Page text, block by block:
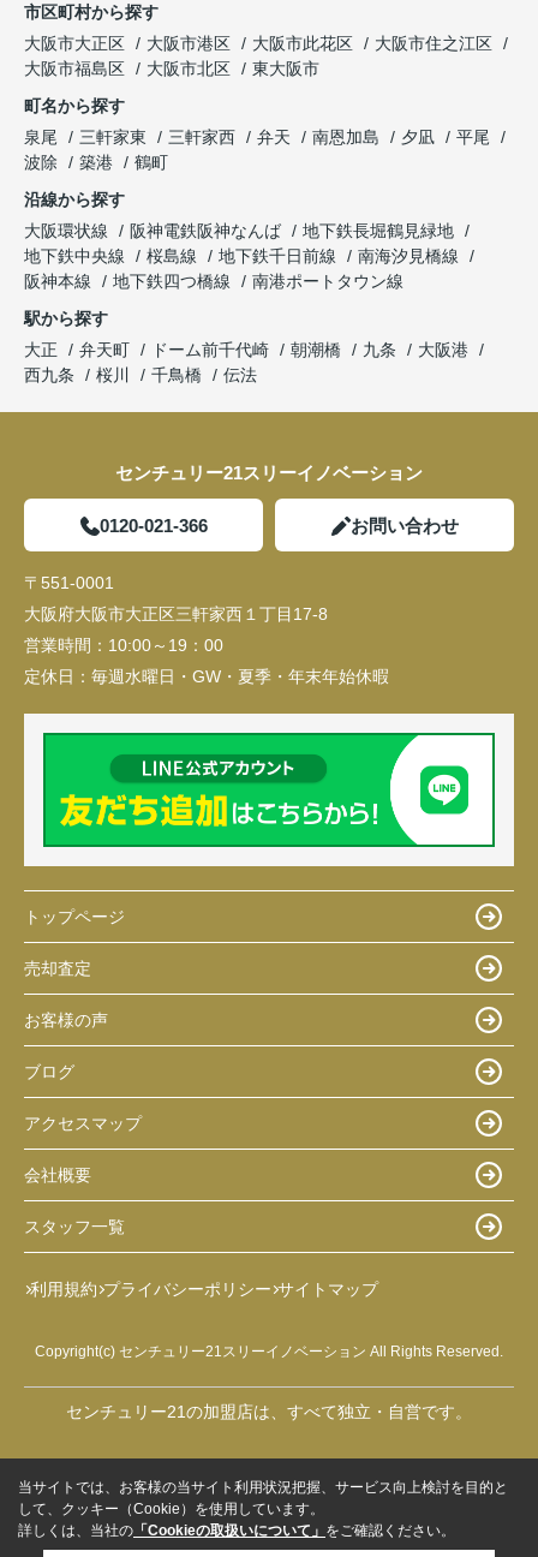
市区町村から探す
大阪市大正区
大阪市港区 大阪市此花区
大阪市住之江区
大阪市福島区
大阪市北区
東大阪市
町名から探す
泉尾
三軒家東 三軒家西 弁天 南恩加島 夕凪
平尾
波除
築港
鶴町
沿線から探す
大阪環状線
阪神電鉄阪神なんば
地下鉄長堀鶴見緑地
地下鉄中央線
桜島線 地下鉄千日前線
南海汐見橋線
阪神本線
地下鉄四つ橋線
南港ポートタウン線
駅から探す
大正
弁天町 ドーム前千代崎 朝潮橋 九条
大阪港
西九条
桜川 千鳥橋 伝法
センチュリー21スリーイノベーション
0120-021-366 お問い合わせ
〒551-0001
大阪府大阪市大正区三軒家西１丁目17-8
営業時間： 10:00～19：00
定休日： 毎週水曜日・GW・夏季・年末年始休暇
トップページ
売却査定
お客様の声
ブログ
アクセスマップ
会社概要
スタッフ一覧
利用規約 プライバシーポリシー サイトマップ
Copyright(c) センチュリー21スリーイノベーション All Rights Reserved.
センチュリー21の加盟店は、すべて独立・自営です。
当サイトでは、お客様の当サイト利用状況把握、サービス向上検討を目的と
して、クッキー（Cookie）を使用しています。
詳しくは、当社の 「Cookieの取扱いについて」 をご確認ください。